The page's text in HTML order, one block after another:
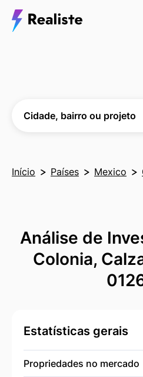
Cidade, bairro ou projeto
Início Países Mexico
Análise de
Colonia,
Estatísticas gerais
Propriedades no mercado